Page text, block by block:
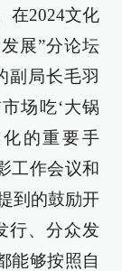
在2024文化
展”分论坛
副局长毛羽
场吃‘大锅
的重要手
工作会议和
到的鼓励开
行、分众发
能够按照自